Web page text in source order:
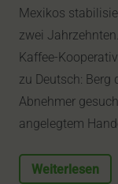
Mexikos
zwei
Kaffee-
zu Deutsch: Berg
Abnehmer
angelegtem
Weiterlesen